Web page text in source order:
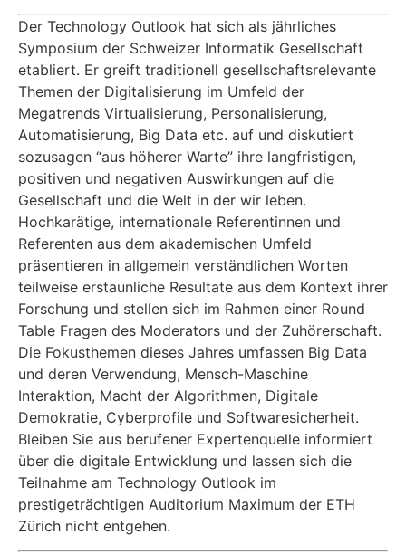
Der Technology Outlook hat sich als jährliches
Symposium der Schweizer Informatik Gesellschaft
etabliert. Er greift traditionell gesellschaftsrelevante
Themen der Digitalisierung im Umfeld der
Megatrends Virtualisierung, Personalisierung,
Automatisierung, Big Data etc. auf und diskutiert
sozusagen “aus höherer Warte” ihre langfristigen,
positiven und negativen Auswirkungen auf die
Gesellschaft und die Welt in der wir leben.
Hochkarätige, internationale Referentinnen und
Referenten aus dem akademischen Umfeld
präsentieren in allgemein verständlichen Worten
teilweise erstaunliche Resultate aus dem Kontext ihrer
Forschung und stellen sich im Rahmen einer Round
Table Fragen des Moderators und der Zuhörerschaft.
Die Fokusthemen dieses Jahres umfassen Big Data
und deren Verwendung, Mensch-Maschine
Interaktion, Macht der Algorithmen, Digitale
Demokratie, Cyberprofile und Softwaresicherheit.
Bleiben Sie aus berufener Expertenquelle informiert
über die digitale Entwicklung und lassen sich die
Teilnahme am Technology Outlook im
prestigeträchtigen Auditorium Maximum der ETH
Zürich nicht entgehen.